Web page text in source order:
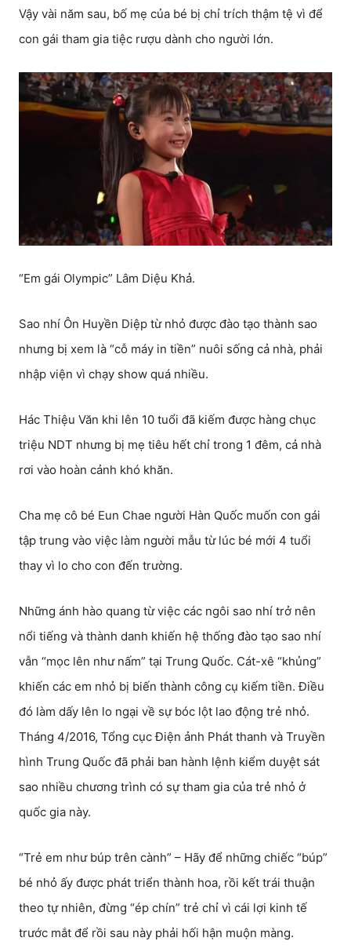
Vậy vài năm sau, bố mẹ của bé bị chỉ trích thậm tệ vì để
con gái tham gia tiệc rượu dành cho người lớn.
“Em gái Olympic” Lâm Diệu Khả.
Sao nhí Ôn Huyền Diệp từ nhỏ được đào tạo thành sao
nhưng bị xem là “cỗ máy in tiền” nuôi sống cả nhà, phải
nhập viện vì chạy show quá nhiều.
Hác Thiệu Văn khi lên 10 tuổi đã kiếm được hàng chục
triệu NDT nhưng bị mẹ tiêu hết chỉ trong 1 đêm, cả nhà
rơi vào hoàn cảnh khó khăn.
Cha mẹ cô bé Eun Chae người Hàn Quốc muốn con gái
tập trung vào việc làm người mẫu từ lúc bé mới 4 tuổi
thay vì lo cho con đến trường.
Những ánh hào quang từ việc các ngôi sao nhí trở nên
nổi tiếng và thành danh khiến hệ thống đào tạo sao nhí
vẫn “mọc lên như nấm” tại Trung Quốc. Cát-xê “khủng”
khiến các em nhỏ bị biến thành công cụ kiếm tiền. Điều
đó làm dấy lên lo ngại về sự bóc lột lao động trẻ nhỏ.
Tháng 4/2016, Tổng cục Điện ảnh Phát thanh và Truyền
hình Trung Quốc đã phải ban hành lệnh kiểm duyệt sát
sao nhiều chương trình có sự tham gia của trẻ nhỏ ở
quốc gia này.
“Trẻ em như búp trên cành” – Hãy để những chiếc “búp”
bé nhỏ ấy được phát triển thành hoa, rồi kết trái thuận
theo tự nhiên, đừng “ép chín” trẻ chỉ vì cái lợi kinh tế
trước mắt để rồi sau này phải hối hận muộn màng.